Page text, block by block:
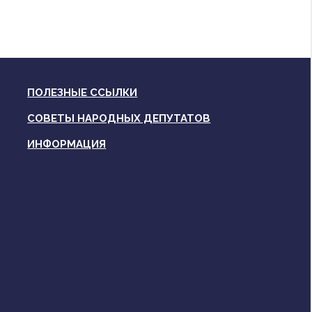
ПОЛЕЗНЫЕ ССЫЛКИ
СОВЕТЫ НАРОДНЫХ ДЕПУТАТОВ
ИНФОРМАЦИЯ